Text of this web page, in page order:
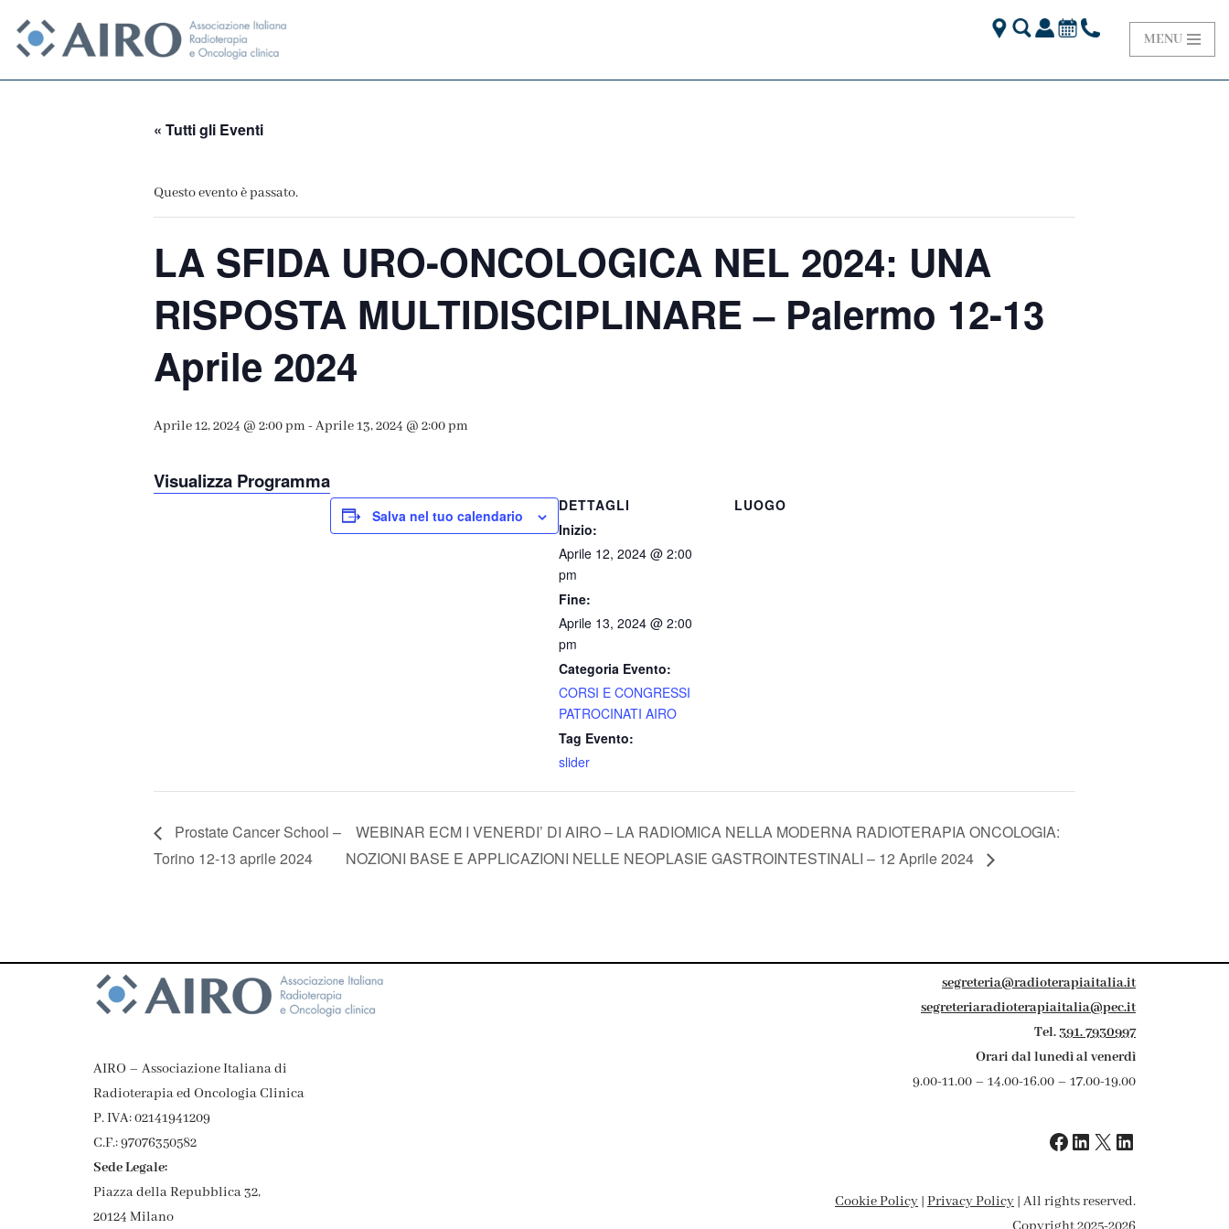
Vai
MENU
« Tutti gli Eventi
Questo evento è passato.
LA SFIDA URO-ONCOLOGICA NEL 2024: UNA
RISPOSTA MULTIDISCIPLINARE – Palermo 12-13
Aprile 2024
Aprile 12, 2024 @ 2:00 pm-Aprile 13, 2024 @ 2:00 pm
Visualizza Programma
Salva nel tuo calendario
DETTAGLI
Inizio:
Aprile 12, 2024 @ 2:00
pm
Fine:
Aprile 13, 2024 @ 2:00
pm
Categoria Evento:
CORSI E CONGRESSI
PATROCINATI AIRO
Tag Evento:
slider
LUOGO
Prostate Cancer School –
Torino 12-13 aprile 2024
WEBINAR ECM I VENERDI’ DI AIRO – LA RADIOMICA NELLA MODERNA RADIOTERAPIA ONCOLOGIA:
NOZIONI BASE E APPLICAZIONI NELLE NEOPLASIE GASTROINTESTINALI – 12 Aprile 2024
AIRO – Associazione Italiana di
Radioterapia ed Oncologia Clinica
P. IVA: 02141941209
C.F.: 97076350582
Sede Legale:
Piazza della Repubblica 32,
20124 Milano
segreteria@radioterapiaitalia.it
segreteriaradioterapiaitalia@pec.it
Tel.391. 7930997
Orari dal lunedì al venerdì
9.00-11.00 – 14.00-16.00 – 17.00-19.00
Cookie Policy | Privacy Policy | All rights reserved.